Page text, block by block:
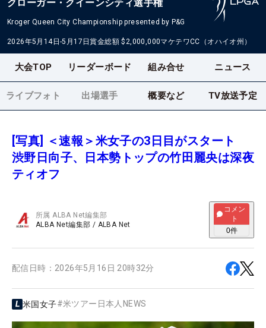
クローガー・クイーンシティ選手権
Kroger Queen City Championship presented by P&G
2026年5月14日-5月17日賞金総額 $2,000,000マケテワCC（オハイオ州）
大会TOP リーダーボード 組み合せ ニュース
ライブフォト 出場選手 概要など TV放送予定
[写真] ＜速報＞米女子の3日目がスタート
渋野日向子、日本勢トップの竹田麗央は深夜
ティオフ
所属ALBA Net編集部
ALBA Net編集部 / ALBA Net
コメン
ト
0件
配信日時： 2026年5月16日 20時32分
米国女子#米ツアー日本人NEWS